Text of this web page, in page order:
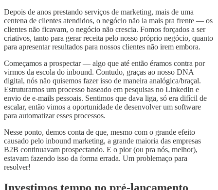
Depois de anos prestando serviços de marketing, mais de uma
centena de clientes atendidos, o negócio não ia mais pra frente — os
clientes não ficavam, o negócio não crescia. Fomos forçados a ser
criativos, tanto para gerar receita pelo nosso próprio negócio, quanto
para apresentar resultados para nossos clientes não irem embora.
Começamos a prospectar — algo que até então éramos contra por
virmos da escola do inbound. Contudo, graças ao nosso DNA
digital, nós não quisemos fazer isso de maneira analógica/braçal.
Estruturamos um processo baseado em pesquisas no LinkedIn e
envio de e-mails pessoais. Sentimos que dava liga, só era difícil de
escalar, então vimos a oportunidade de desenvolver um software
para automatizar esses processos.
Nesse ponto, demos conta de que, mesmo com o grande efeito
causado pelo inbound marketing, a grande maioria das empresas
B2B continuavam prospectando. E o pior (ou pra nós, melhor),
estavam fazendo isso da forma errada. Um problemaço para
resolver!
Investimos tempo no pré-lançamento